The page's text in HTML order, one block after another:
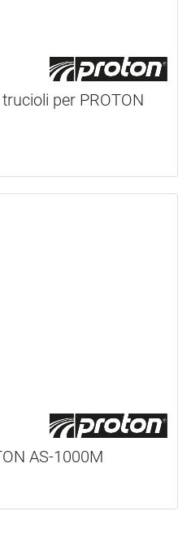
per PROTON
AS-1000M